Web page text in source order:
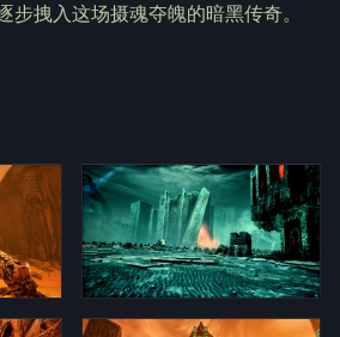
步拽入这场摄魂夺魄的暗黑传奇。